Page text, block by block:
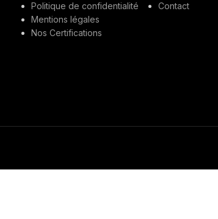
Politique de confidentialité
Mentions légales
Nos Certifications
Contact